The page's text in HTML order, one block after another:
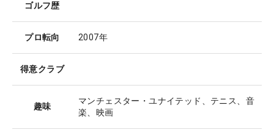
ゴルフ歴
プロ転向 2007年
得意クラブ
趣味
マンチェスター・ユナイテッド、テニス、音
楽、映画